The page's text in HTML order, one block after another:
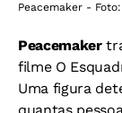
Peacemaker -
Peacemaker
filme O
Uma figura